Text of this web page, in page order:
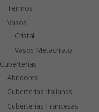
Termos
Vasos
Cristal
Vasos Metacrilato
Cuberterías
Abridores
Cuberterías Italianas
Cuberterías Francesas